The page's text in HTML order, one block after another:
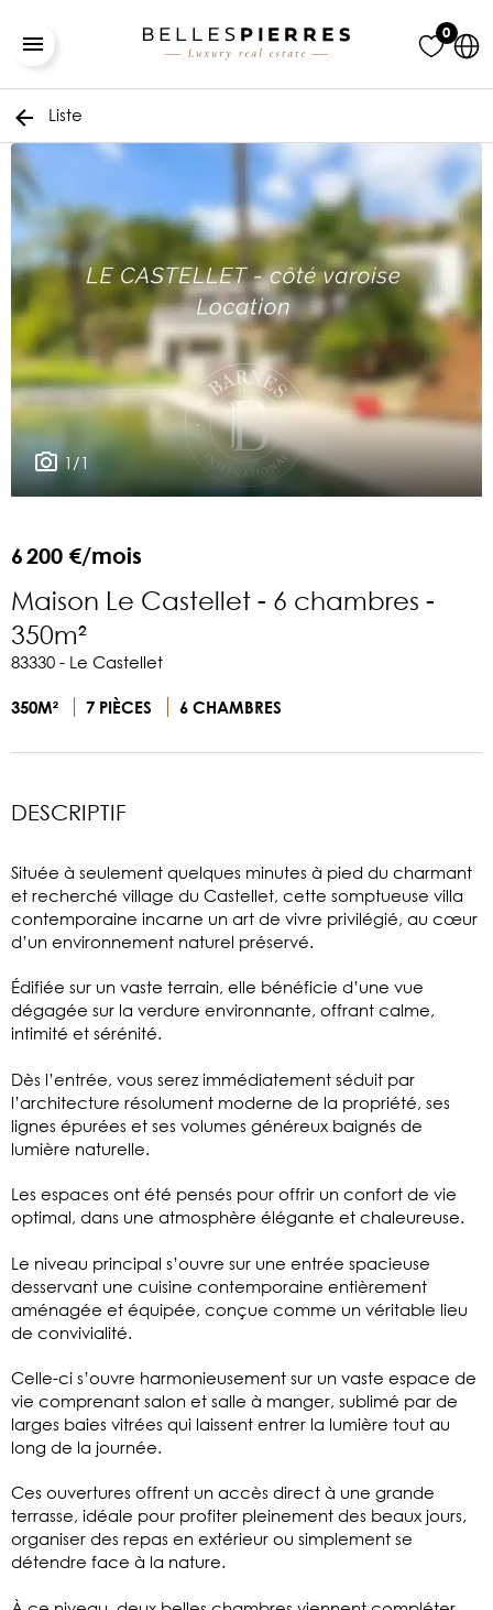
0
Liste
1/1
6 200 €/mois
Maison Le Castellet - 6 chambres -
350m²
83330 - Le Castellet
350M² 7 PIÈCES 6 CHAMBRES
DESCRIPTIF
Située à seulement quelques minutes à pied du charmant
et recherché village du Castellet, cette somptueuse villa
contemporaine incarne un art de vivre privilégié, au cœur
d’un environnement naturel préservé.
Édifiée sur un vaste terrain, elle bénéficie d’une vue
dégagée sur la verdure environnante, offrant calme,
intimité et sérénité.
Dès l’entrée, vous serez immédiatement séduit par
l’architecture résolument moderne de la propriété, ses
lignes épurées et ses volumes généreux baignés de
lumière naturelle.
Les espaces ont été pensés pour offrir un confort de vie
optimal, dans une atmosphère élégante et chaleureuse.
Le niveau principal s’ouvre sur une entrée spacieuse
desservant une cuisine contemporaine entièrement
aménagée et équipée, conçue comme un véritable lieu
de convivialité.
Celle-ci s’ouvre harmonieusement sur un vaste espace de
vie comprenant salon et salle à manger, sublimé par de
larges baies vitrées qui laissent entrer la lumière tout au
long de la journée.
Ces ouvertures offrent un accès direct à une grande
terrasse, idéale pour profiter pleinement des beaux jours,
organiser des repas en extérieur ou simplement se
détendre face à la nature.